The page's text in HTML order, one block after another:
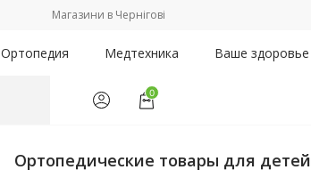
Магазини в Чернігові
Ортопедия Медтехника Ваше здоровье
0
товары для детей
Ортопедические товары для детей